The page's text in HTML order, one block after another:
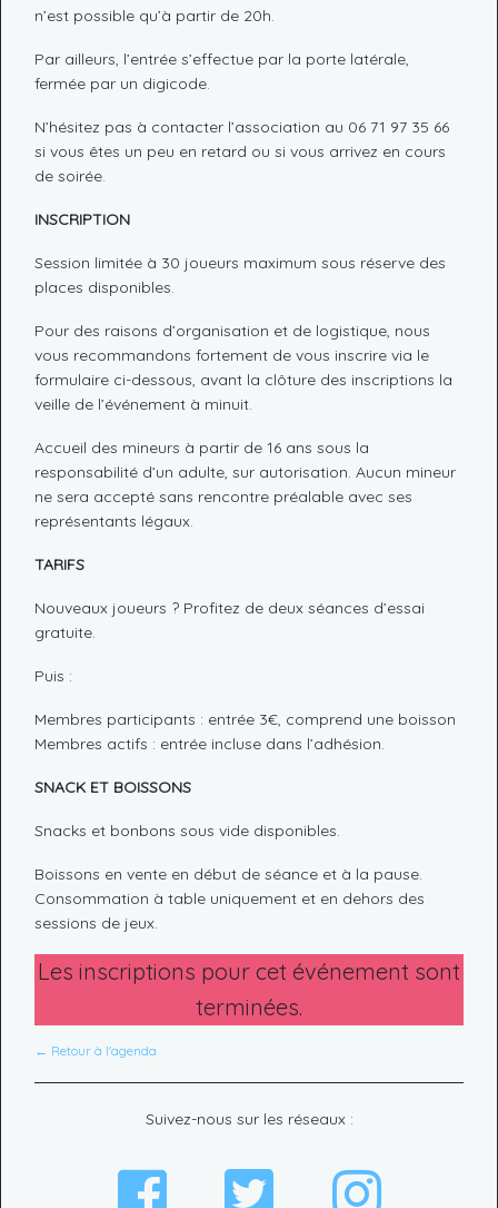
n’est possible qu’à partir de 20h.
Par ailleurs, l’entrée s’effectue par la porte latérale,
fermée par un digicode.
N’hésitez pas à contacter l’association au 06 71 97 35 66
si vous êtes un peu en retard ou si vous arrivez en cours
de soirée.
INSCRIPTION
Session limitée à 30 joueurs maximum sous réserve des
places disponibles.
Pour des raisons d’organisation et de logistique, nous
vous recommandons fortement de vous inscrire via le
formulaire ci-dessous, avant la clôture des inscriptions la
veille de l’événement à minuit.
Accueil des mineurs à partir de 16 ans sous la
responsabilité d’un adulte, sur autorisation. Aucun mineur
ne sera accepté sans rencontre préalable avec ses
représentants légaux.
TARIFS
Nouveaux joueurs ? Profitez de deux séances d’essai
gratuite.
Puis :
Membres participants : entrée 3€, comprend une boisson
Membres actifs : entrée incluse dans l’adhésion.
SNACK ET BOISSONS
Snacks et bonbons sous vide disponibles.
Boissons en vente en début de séance et à la pause.
Consommation à table uniquement et en dehors des
sessions de jeux.
Les inscriptions pour cet événement sont
terminées.
← Retour à l'agenda
Suivez-nous sur les réseaux :